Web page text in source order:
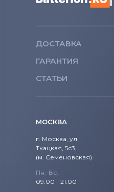
ДОСТАВКА
ГАРАНТИЯ
СТАТЬИ
МОСКВА
г. Москва, ул.
Ткацкая, 5с3,
(м. Семеновская)
Пн.-Вс.
09:00 - 21:00